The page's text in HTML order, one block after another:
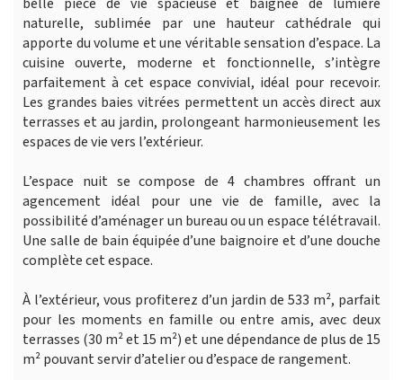
naturelle, sublimée par une hauteur cathédrale qui
apporte du volume et une véritable sensation d’espace. La
cuisine ouverte, moderne et fonctionnelle, s’intègre
parfaitement à cet espace convivial, idéal pour recevoir.
Les grandes baies vitrées permettent un accès direct aux
terrasses et au jardin, prolongeant harmonieusement les
espaces de vie vers l’extérieur.
L’espace nuit se compose de 4 chambres offrant un
agencement idéal pour une vie de famille, avec la
possibilité d’aménager un bureau ou un espace télétravail.
Une salle de bain équipée d’une baignoire et d’une douche
complète cet espace.
À l’extérieur, vous profiterez d’un jardin de 533 m², parfait
pour les moments en famille ou entre amis, avec deux
terrasses (30 m² et 15 m²) et une dépendance de plus de 15
m² pouvant servir d’atelier ou d’espace de rangement.